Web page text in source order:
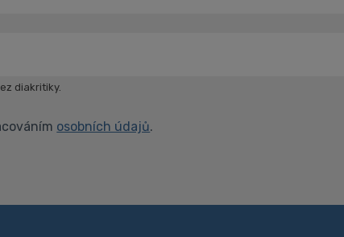
diakritiky.
osobních údajů.